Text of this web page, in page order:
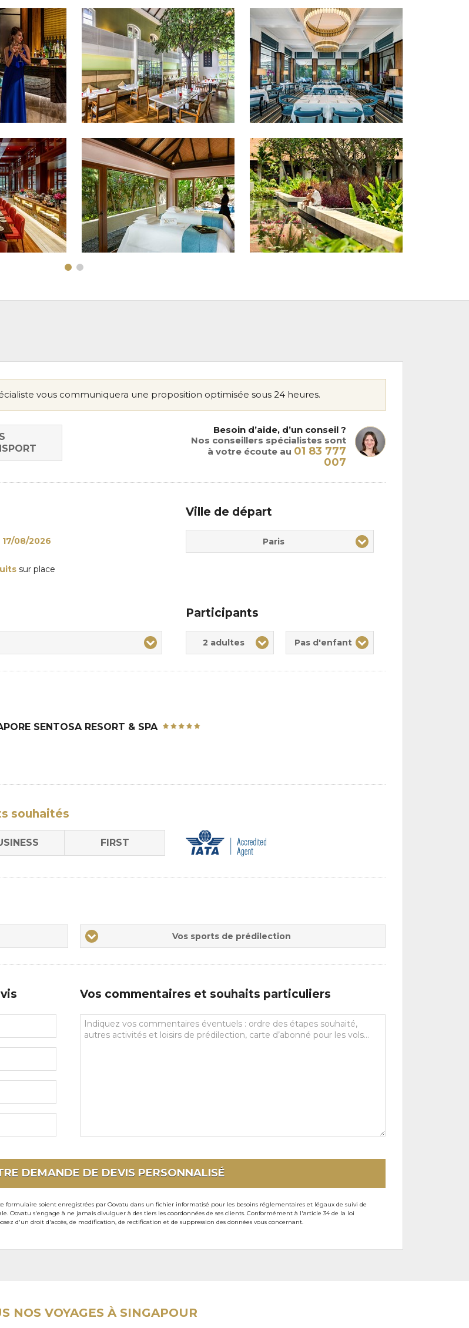
vous communiquera une proposition optimisée sous 24 heures.
Besoin d’aide, d’un conseil ?
Nos conseillers spécialistes sont
à votre écoute au 01 83 777
007
17/08/2026
sur place
Ville de départ
Paris
Participants
2 adultes Pas d'enfant
SENTOSA RESORT & SPA
souhaités
FIRST
Vos
sports
Vos sports de prédilection
Vos commentaires et souhaits particuliers
Vos
commentaires
DEMANDE DE DEVIS PERSONNALISÉ
formulaire soient enregistrées par Oovatu dans un fichier informatisé pour les besoins réglementaires et légaux de suivi de
Oovatu s'engage à ne jamais divulguer à des tiers les coordonnées de ses clients. Conformément à l'article 34 de la loi
d'un droit d'accès, de modification, de rectification et de suppression des données vous concernant.
NOS VOYAGES À SINGAPOUR